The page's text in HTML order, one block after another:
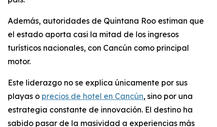
Además, autoridades de Quintana Roo estiman que
el estado aporta casi la mitad de los ingresos
turísticos nacionales, con Cancún como principal
motor.
Este liderazgo no se explica únicamente por sus
playas o precios de hotel en Cancún, sino por una
estrategia constante de innovación. El destino ha
sabido pasar de la masividad a experiencias más